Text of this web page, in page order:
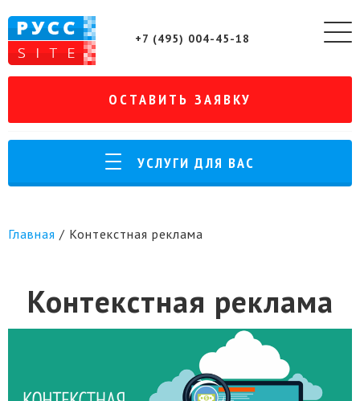
+7 (495) 004-45-18
ОСТАВИТЬ ЗАЯВКУ
УСЛУГИ ДЛЯ ВАС
Главная / Контекстная реклама
Контекстная реклама